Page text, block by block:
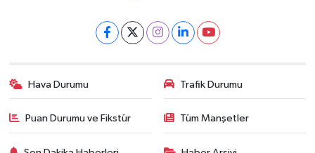
Hava Durumu Trafik Durumu
Puan Durumu ve Fikstür Tüm Manşetler